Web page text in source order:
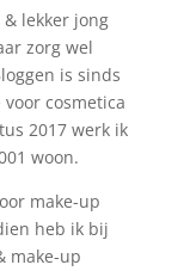
lekker jong
zorg wel
is sinds
cosmetica
2017 werk ik
woon.
make-up
heb ik bij
make-up